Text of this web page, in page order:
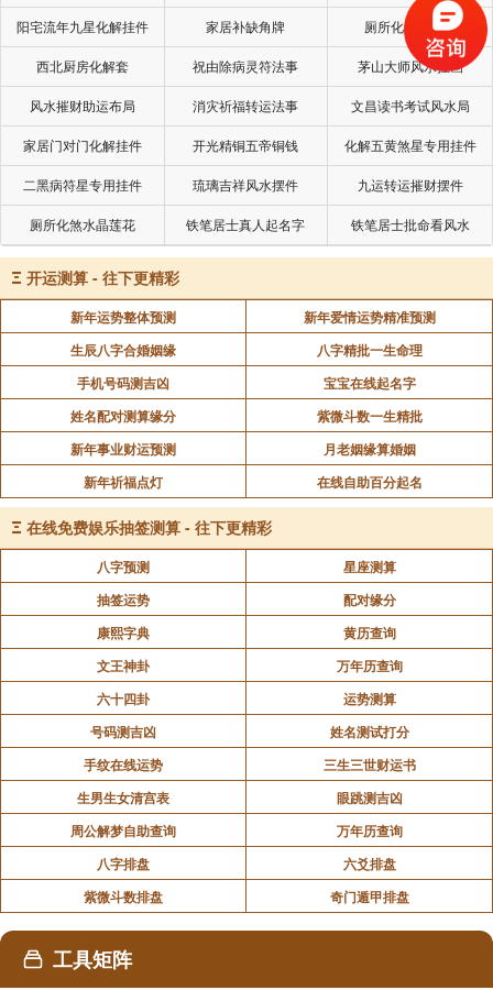
阳宅流年九星化解挂件 家居补缺角牌 厕所化秽气煞套
西北厨房化解套 祝由除病灵符法事 茅山大师风水挂画
风水摧财助运布局 消灾祈福转运法事 文昌读书考试风水局
家居门对门化解挂件 开光精铜五帝铜钱 化解五黄煞星专用挂件
二黑病符星专用挂件 琉璃吉祥风水摆件 九运转运摧财摆件
厕所化煞水晶莲花 铁笔居士真人起名字 铁笔居士批命看风水
Ξ 开运测算 - 往下更精彩
新年运势整体预测
新年爱情运势精准预测
生辰八字合婚姻缘
八字精批一生命理
手机号码测吉凶
宝宝在线起名字
姓名配对测算缘分
紫微斗数一生精批
新年事业财运预测
月老姻缘算婚姻
新年祈福点灯
在线自助百分起名
Ξ 在线免费娱乐抽签测算 - 往下更精彩
八字预测
星座测算
抽签运势
配对缘分
康熙字典
黄历查询
文王神卦
万年历查询
六十四卦
运势测算
号码测吉凶
姓名测试打分
手纹在线运势
三生三世财运书
生男生女清宫表
眼跳测吉凶
周公解梦自助查询
万年历查询
八字排盘
六爻排盘
紫微斗数排盘
奇门遁甲排盘
工具矩阵